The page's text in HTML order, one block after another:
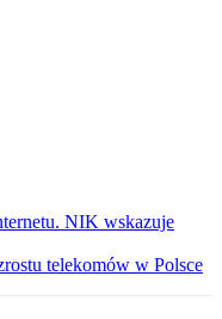
NIK wskazuje
telekomów w Polsce